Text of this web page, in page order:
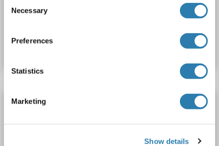
Selection
Necessary
Preferences
Statistics
Marketing
Show details
PCOTH Antikörper (AA 14-42) (APC)